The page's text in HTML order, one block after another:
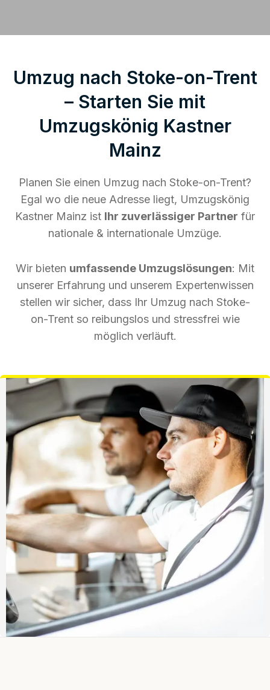
Umzug nach Stoke-on-Trent
– Starten Sie mit
Umzugskönig Kastner
Mainz
Planen Sie einen Umzug nach Stoke-on-Trent?
Egal wo die neue Adresse liegt, Umzugskönig
Kastner Mainz ist Ihr zuverlässiger Partner für
nationale & internationale Umzüge.
Wir bieten umfassende Umzugslösungen: Mit
unserer Erfahrung und unserem Expertenwissen
stellen wir sicher, dass Ihr Umzug nach Stoke-
on-Trent so reibungslos und stressfrei wie
möglich verläuft.